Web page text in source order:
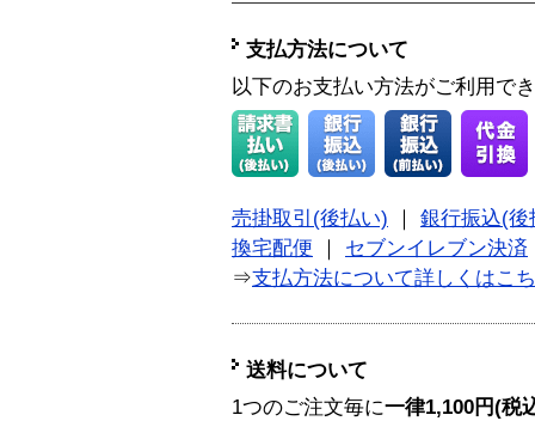
支払方法について
以下のお支払い方法がご利用で
売掛取引(後払い)
銀行振込(後
換宅配便
セブンイレブン決済
⇒支払方法について詳しくはこ
送料について
1つのご注文毎に一律1,100円(税